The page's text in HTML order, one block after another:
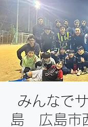
みんなで
島 広島市